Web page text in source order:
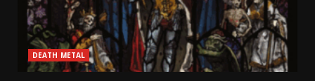
DEATH METAL